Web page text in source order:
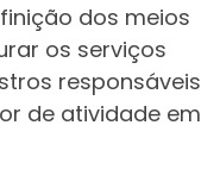
dos meios
os serviços
responsáveis
de atividade em